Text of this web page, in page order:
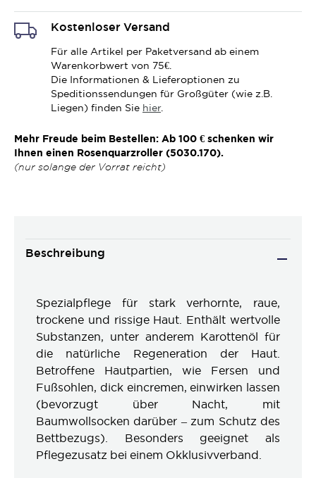
Kostenloser Versand
Für alle Artikel per Paketversand ab einem
Warenkorbwert von 75€.
Die Informationen & Lieferoptionen zu
Speditionssendungen für Großgüter (wie z.B.
Liegen) finden Sie hier.
Mehr Freude beim Bestellen: Ab 100 € schenken wir
Ihnen einen Rosenquarzroller (5030.170).
(nur solange der Vorrat reicht)
Beschreibung
Spezialpflege für stark verhornte, raue,
trockene und rissige Haut. Enthält wertvolle
Substanzen, unter anderem Karottenöl für
die natürliche Regeneration der Haut.
Betroffene Hautpartien, wie Fersen und
Fußsohlen, dick eincremen, einwirken lassen
(bevorzugt über Nacht, mit
Baumwollsocken darüber – zum Schutz des
Bettbezugs). Besonders geeignet als
Pflegezusatz bei einem Okklusivverband.